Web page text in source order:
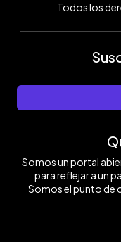
Todos los
Somos un portal
para reflejar a un
Somos el punto de